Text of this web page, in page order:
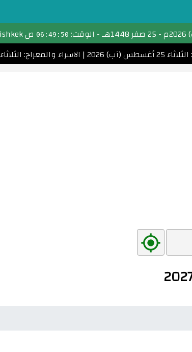
تحويل التاريخ
التقويم الهجري
- 25 صفر 1448هـ - الوقت: 06:49:50ص Bishkek
(آب) 2026 | الاسراء والمعراج: الثلاثاء 5 يناير (كانون الثاني) 2027